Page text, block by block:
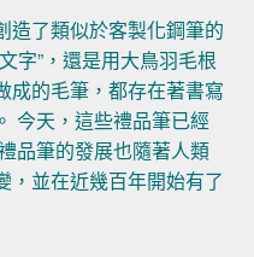
造了類似於客製化鋼筆的
字”，還是用大鳥羽毛根
成的毛筆，都存在著書寫
今天，這些禮品筆已經
品筆的發展也隨著人類
，並在近幾百年開始有了